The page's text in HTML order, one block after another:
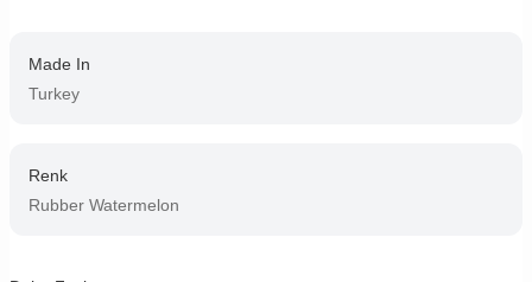
Made In
Turkey
Renk
Rubber Watermelon